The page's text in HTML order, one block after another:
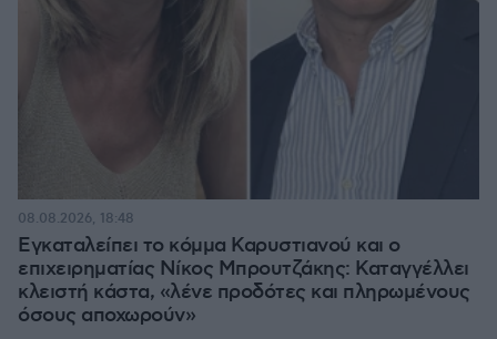
Εγκαταλείπει το κόμμα Καρυστιανού και ο
επιχειρηματίας Νίκος Μπρουτζάκης: Καταγγέλλει
κλειστή κάστα, «λένε προδότες και πληρωμένους
όσους αποχωρούν»
08.08.2026, 18:48